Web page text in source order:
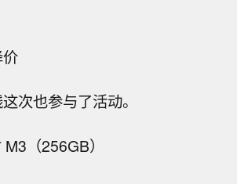
次也参与了活动。
（256GB）